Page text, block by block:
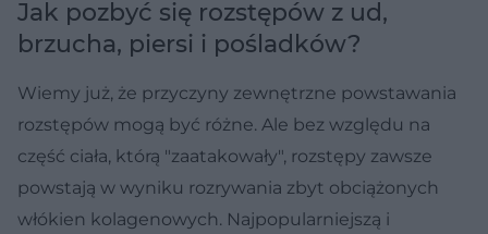
Jak pozbyć się rozstępów z ud,
brzucha, piersi i pośladków?
Wiemy już, że przyczyny zewnętrzne powstawania
rozstępów mogą być różne. Ale bez względu na
część ciała, którą "zaatakowały", rozstępy zawsze
powstają w wyniku rozrywania zbyt obciążonych
włókien kolagenowych. Najpopularniejszą i